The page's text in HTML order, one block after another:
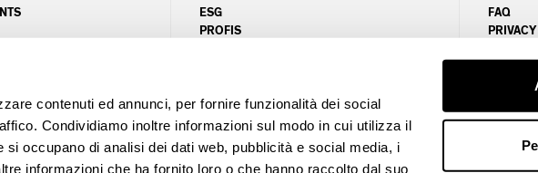
contenuti ed annunci, per fornire funzionalità dei social
Condividiamo inoltre informazioni sul modo in cui utilizza il
occupano di analisi dei dati web, pubblicità e social media, i
informazioni che ha fornito loro o che hanno raccolto dal suo
ESG
PROFIS
FSC-ZERTIFIZIERUNGSSYSTEM
FAQ